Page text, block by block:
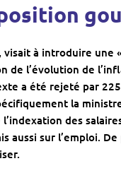
à introduire une
l’évolution de
a été rejeté par
la
des
aussi sur l’emploi.